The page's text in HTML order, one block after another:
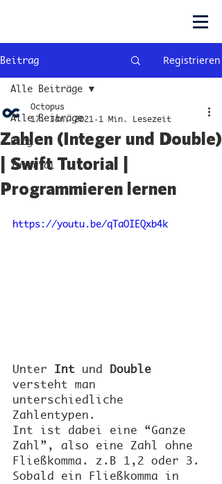
Beitrag Registrieren
Alle Beiträge
Blog
Tutorial
Alle Beiträge
Zahlen (Integer und Double)
| Swift Tutorial |
Programmieren lernen
Octopus
17. Jan. 2021 1 Min. Lesezeit
https://youtu.be/qTaOIEQxb4k
Unter Int und Double
versteht man
unterschiedliche
Zahlentypen.
Int ist dabei eine “Ganze
Zahl”, also eine Zahl ohne
Fließkomma. z.B 1,2 oder 3.
Sobald ein Fließkomma in